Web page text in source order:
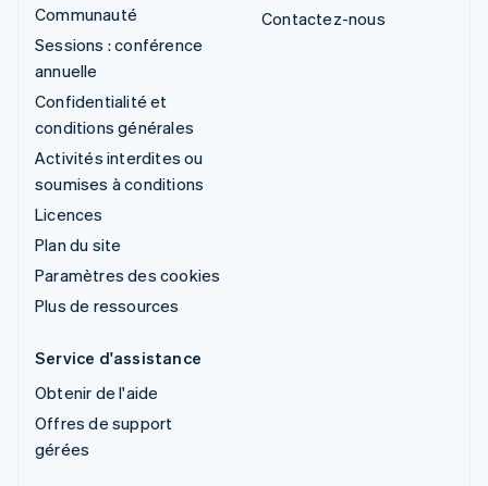
Communauté
Sessions : conférence
annuelle
Confidentialité et
conditions générales
Activités interdites ou
soumises à conditions
Licences
Plan du site
Paramètres des cookies
Plus de ressources
Contactez-nous
Service d'assistance
Obtenir de l'aide
Offres de support
gérées